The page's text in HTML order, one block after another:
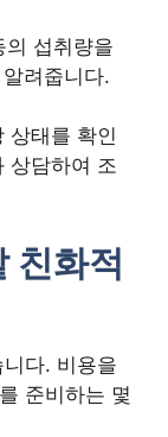
섭취량을
려줍니다.
상태를 확인
상담하여 조
친화적
다. 비용을
준비하는 몇